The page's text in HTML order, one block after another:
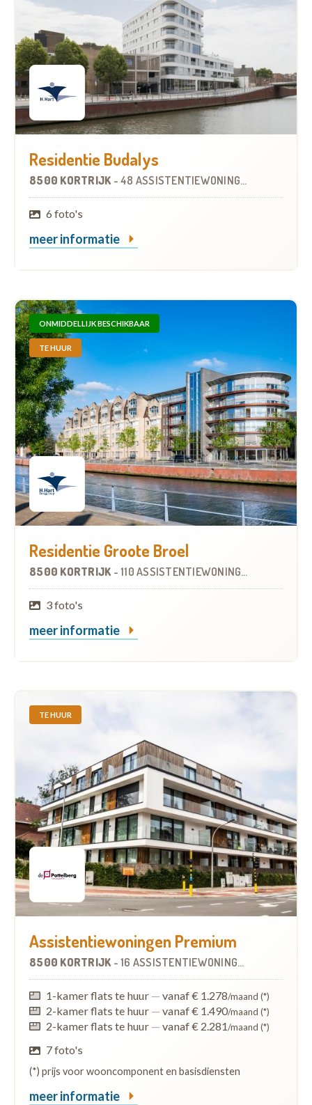
Residentie Budalys
8500 KORTRIJK - 48 ASSISTENTIEWONINGEN
6 foto's
meer informatie
ONMIDDELLIJK BESCHIKBAAR
TE HUUR
Residentie Groote Broel
8500 KORTRIJK - 110 ASSISTENTIEWONINGEN
3 foto's
meer informatie
TE HUUR
Assistentiewoningen Premium
8500 KORTRIJK - 16 ASSISTENTIEWONINGEN
1-kamer flats te huur — vanaf € 1.278/maand (*)
2-kamer flats te huur — vanaf € 1.490/maand (*)
2-kamer flats te huur — vanaf € 2.281/maand (*)
7 foto's
(*) prijs voor wooncomponent en basisdiensten
meer informatie